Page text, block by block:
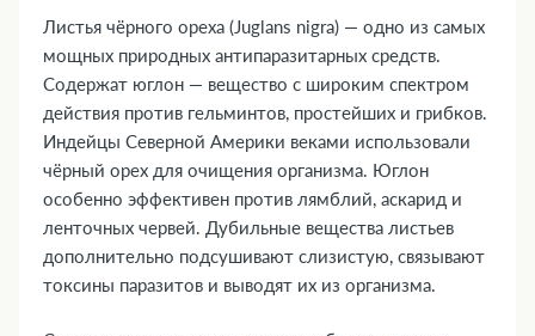
Листья чёрного ореха (Juglans nigra) — одно из самых
мощных природных антипаразитарных средств.
Содержат юглон — вещество с широким спектром
действия против гельминтов, простейших и грибков.
Индейцы Северной Америки веками использовали
чёрный орех для очищения организма. Юглон
особенно эффективен против лямблий, аскарид и
ленточных червей. Дубильные вещества листьев
дополнительно подсушивают слизистую, связывают
токсины паразитов и выводят их из организма.